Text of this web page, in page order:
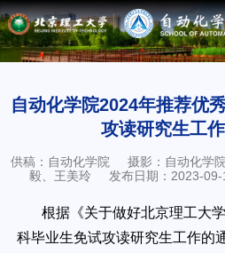
自动化学院2024年推荐优
攻读研究生工
供稿：自动化学院 摄影：自动化学院
毅、王美玲
发布日期：2023-09-
根据《关于做好北京理工大
科毕业生免试攻读研究生工作的